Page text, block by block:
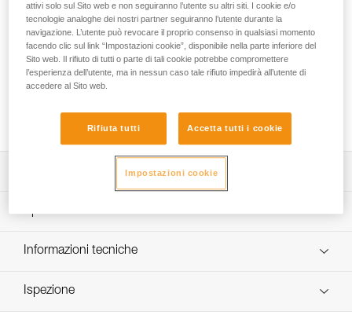
ammortizzare le cadute da altezza ridotta. Il suo sistema di
piegatura brevettato consente una notevole durata
dell’imbottitura e garantisce uno spazio di sistemazione
quando il crashpad è chiuso. L’ingombro ridotto e le
molteplici maniglie ne consentono il facile spostamento tra i
blocchi. Il sistema di trasporto, con la regolazione pettorale e
- crashpad di dimensioni 118 x 100 x 10 cm, facilmente
- tre spessori d’imbottitura, densità e struttura differenti
- progettazione monoblocco senza piega per
Specifiche tecniche
Dimensioni aperto: 118 x 100 x 10 cm
Peso: 5700 g
Materiali: tessuto alta resistenza in Cordura balistica, zip
Informazioni tecniche
FAQ
Ispezione
attivi solo sul Sito web e non seguiranno l’utente su altri siti. I cookie e/o
tecnologie analoghe dei nostri partner seguiranno l’utente durante la
navigazione. L’utente può revocare il proprio consenso in qualsiasi momento
facendo clic sul link “Impostazioni cookie”, disponibile nella parte inferiore del
Sito web. Il rifiuto di tutti o parte di tali cookie potrebbe compromettere
l’esperienza dell’utente, ma in nessun caso tale rifiuto impedirà all’utente di
accedere al Sito web.
Rifiuta tutti Accetta tutti i cookie
Impostazioni cookie